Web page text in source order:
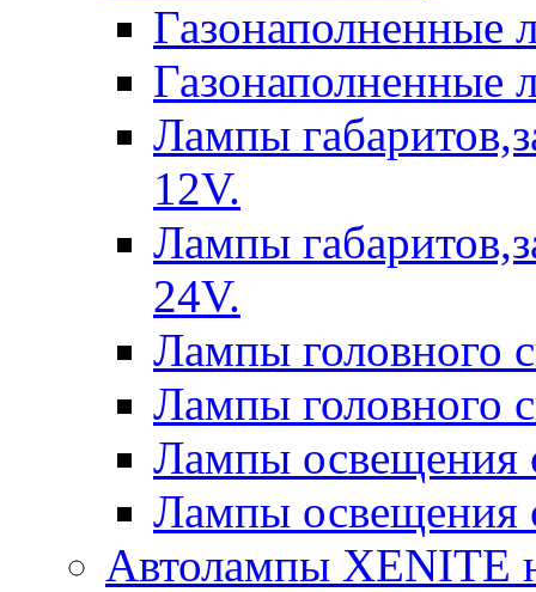
Газонаполненные
Газонаполненные
Лампы
12V.
Лампы
24V.
Лампы головного
Лампы головного
Лампы освещения
Лампы освещения
Автолампы XENITE